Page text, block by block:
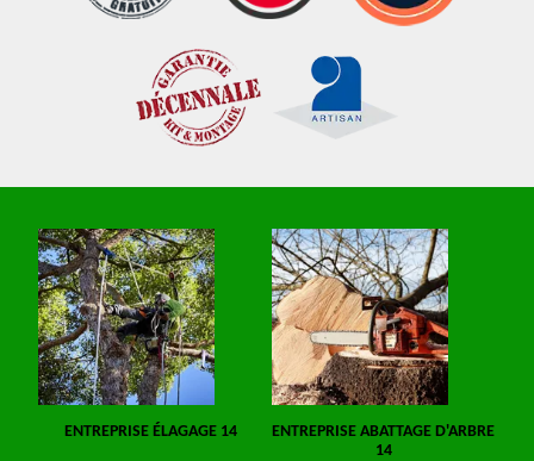
ENTREPRISE ÉLAGAGE 14
ENTREPRISE ABATTAGE D'ARBRE
14